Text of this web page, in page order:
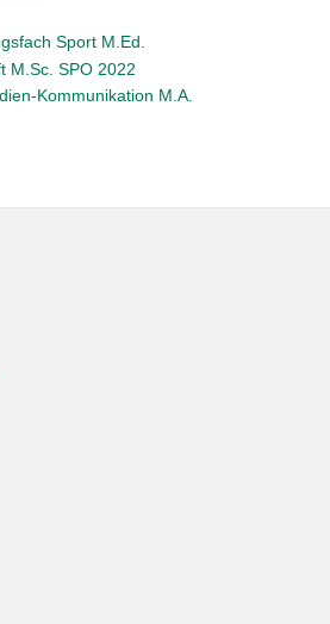
Sport M.Ed.
M.Sc. SPO 2022
Kommunikation M.A.